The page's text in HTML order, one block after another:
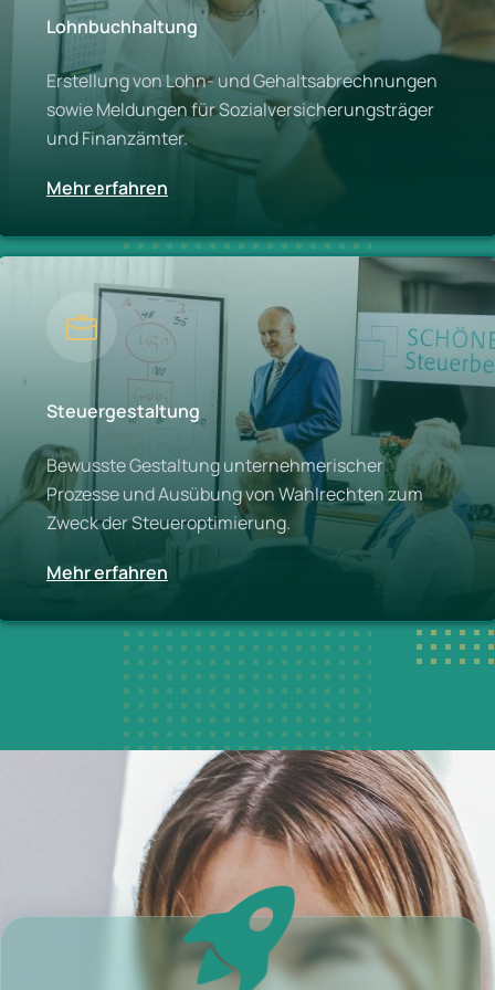
Lohnbuchhaltung
Erstellung von Lohn- und Gehaltsabrechnungen
sowie Meldungen für Sozialversicherungsträger
und Finanzämter.
Mehr erfahren
Steuergestaltung
Bewusste Gestaltung unternehmerischer
Prozesse und Ausübung von Wahlrechten zum
Zweck der Steueroptimierung.
Mehr erfahren